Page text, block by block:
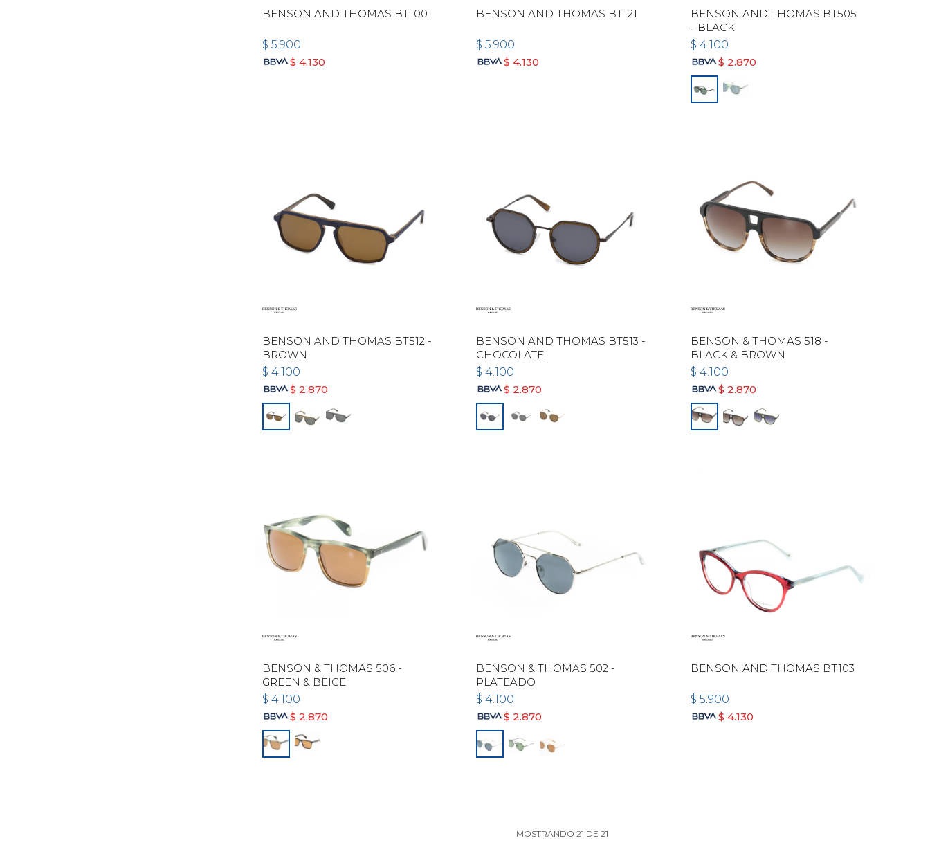
BENSON AND THOMAS BT100
$ 5.900
$ 4.130
BENSON AND THOMAS BT121
$ 5.900
$ 4.130
BENSON AND THOMAS BT505
- BLACK
$ 4.100
$ 2.870
BENSON AND THOMAS BT512 -
BROWN
$ 4.100
$ 2.870
BENSON AND THOMAS BT513 -
CHOCOLATE
$ 4.100
$ 2.870
BENSON & THOMAS 518 -
BLACK & BROWN
$ 4.100
$ 2.870
BENSON & THOMAS 506 -
GREEN & BEIGE
$ 4.100
$ 2.870
BENSON & THOMAS 502 -
PLATEADO
$ 4.100
$ 2.870
BENSON AND THOMAS BT103
$ 5.900
$ 4.130
MOSTRANDO21 DE21